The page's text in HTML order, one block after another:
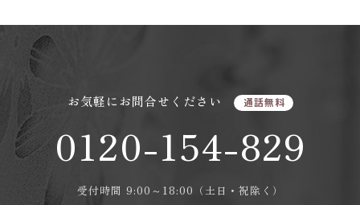
お気軽にお問合せください 通話無料
0120-154-829
受付時間 9:00～18:00（土日・祝除く）